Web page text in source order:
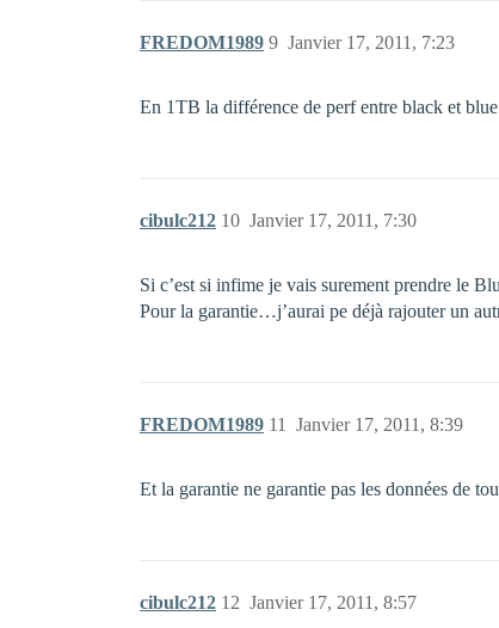
FREDOM1989 Janvier 17, 2011, 7:23
9
En 1TB la différence de perf entre black et
cibulc212 Janvier 17, 2011, 7:30
10
Si c’est si infime je vais surement prendre le
Pour la garantie…j’aurai pe déjà rajouter un
FREDOM1989 Janvier 17, 2011, 8:39
11
Et la garantie ne garantie pas les données de
cibulc212 Janvier 17, 2011, 8:57
12